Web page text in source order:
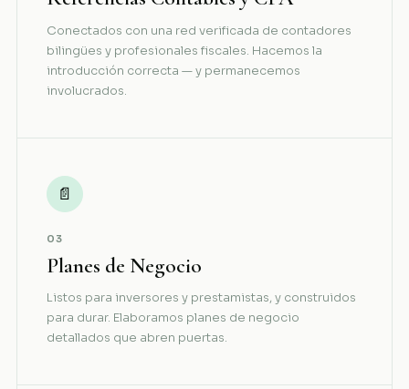
Conectados con una red verificada de contadores
bilingües y profesionales fiscales. Hacemos la
introducción correcta — y permanecemos
involucrados.
📄
03
Planes de Negocio
Listos para inversores y prestamistas, y construidos
para durar. Elaboramos planes de negocio
detallados que abren puertas.